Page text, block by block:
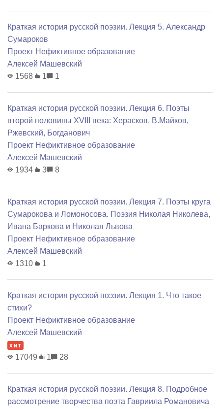
Краткая история русской поэзии. Лекция 5. Александр
Сумароков
Проект Нефиктивное образование
Алексей Машевский
1568
1 1
Краткая история русской поэзии. Лекция 6. Поэты
второй половины XVIII века: Херасков, В.Майков,
Ржевский, Богданович
Проект Нефиктивное образование
Алексей Машевский
1934
3 8
Краткая история русской поэзии. Лекция 7. Поэты круга
Сумарокова и Ломоносова. Поэзия Николая Николева,
Ивана Баркова и Николая Львова
Проект Нефиктивное образование
Алексей Машевский
1310
1
Краткая история русской поэзии. Лекция 1. Что такое
стихи?
Проект Нефиктивное образование
Алексей Машевский
хит
17049 1 28
Краткая история русской поэзии. Лекция 8. Подробное
рассмотрение творчества поэта Гавриила Романовича